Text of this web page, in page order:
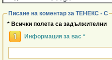
Писане на коментар за ТЕНЕКС - C
* Всички полета са задължителни
Информация за вас *